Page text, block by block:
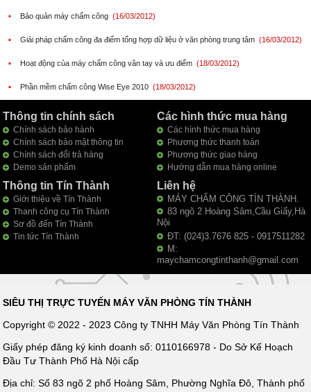
▪ Bảo quản máy chấm công (16/03/2012)
▪ Giải pháp chấm công đa điểm tổng hợp dữ liệu ở văn phòng trung tâm (16/03/2012)
▪ Hoạt động của máy chấm công vân tay và ưu điểm (18/03/2012)
▪ Phần mềm chấm công Wise Eye 2010 (18/03/2012)
Thông tin chính sách
Chính sách bảo hành
Chính sách bảo mật thông tin
Chính sách đổi trả hàng
Demo sản phẩm
Các hình thức mua hàng
Các hình thức mua hàng
Phương thức thanh toán
Phương thức giao hàng
Hướng dẫn mua hàng online
Thông tin Tín Thành
Giới thiệu về Tín Thành
Thanh công cụ Tín Thành
Sơ đồ đến Tín Thành
Tin tức Tín Thành
Liên hệ
MÁY CHẤM CÔNG TÍN THÀNH.
83 ngõ 2 Hoàng Sâm,Cầu Giấy,Hà
Nội
ĐT: (024)3.7676 825 - 0917511282
M:
maychamcongtinthanh@gmail.com
SIÊU THỊ TRỰC TUYẾN MÁY VĂN PHÒNG TÍN THÀNH
Copyright © 2022 - 2023 Công ty TNHH Máy Văn Phòng Tín Thành
Giấy phép đăng ký kinh doanh số: 0110166978 - Do Sở Kế Hoạch
Đầu Tư Thành Phố Hà Nội cấp
Địa chỉ: Số 83 ngõ 2 phố Hoàng Sâm, Phường Nghĩa Đô, Thành phố